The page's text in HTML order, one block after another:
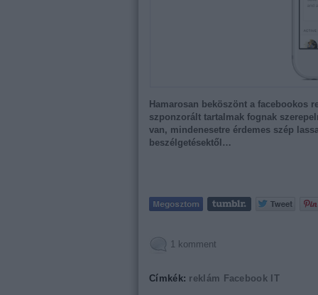
Hamarosan beköszönt a facebookos
szponzorált tartalmak fognak
van, mindenesetre érdemes szép
beszélgetésektől…
1 komment
Címkék: reklám Facebook IT